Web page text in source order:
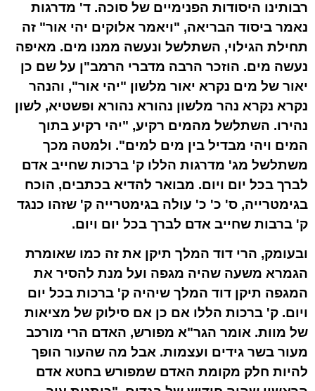
רבותינו היסודות הפנימיים של סוכה. ד' מדרגות
נאמר ביסוד הבריאה, "ויאמר אלוקים יהי אור" זה
תחילת הגילוי, השתלשל ונעשה ממנו מים. מאיפה
נעשה מים. הוזכר הרבה מדברי הרמב"ן על שם כן
יאור של מים נקרא יאור מלשון "יהי אור", והנהר
נקרא נקרא נהר מלשון נהורא נהורא ופשטיא, לשון
נהירו. השתלשל מהמים רקיע, "יהי רקיע בתוך
המים ויהי מבדיל בין מים למים". ולמטה מכך
משתלשל מג' מדרגות הללו ק' ברכות שחייב אדם
לברך בכל יום ויום. מבואר להדיא בכתבים, הוכח
בגימטרייה, ס' כ' כ' עולה בגימטרייה ק' שזהו כנגד
ק' ברבות שחייב אדם לברך בכל יום ויום.
ובעומק, הרי דוד המלך תיקן את זה כמו שאומרת
הגמרא משעה שהיה מגפה ועל מנת להסיר את
המגפה תיקן דוד המלך שיהיה ק' ברכות בכל יום
ויום. ק' ברכות הללו אם כן אם סילוק של מציאות
של מוות. אומר הגר"א מפורש, האדם הרי מורכב
מעור בשר גידים ועצמות. אבל מה שהעור הופך
להיות חלק מקומת האדם שמפורש בחטא אדם